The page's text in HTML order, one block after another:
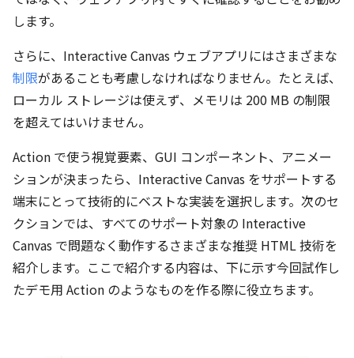
します。
さらに、Interactive Canvas ウェブアプリにはさまざまな
制限があることも考慮しなければなりません。たとえば、
ローカル ストレージは使えず、メモリは 200 MB の制限
を超えてはいけません。
Action で使う視覚要素、GUI コンポーネント、アニメー
ションが決まったら、Interactive Canvas をサポートする
端末にとって技術的にベストな実装を選択します。次のセ
クションでは、すべてのサポート対象の Interactive
Canvas で問題なく動作するさまざまな推奨 HTML 技術を
紹介します。ここで紹介する内容は、下に示す今回試作し
たデモ用 Action のようなものを作る際に役立ちます。